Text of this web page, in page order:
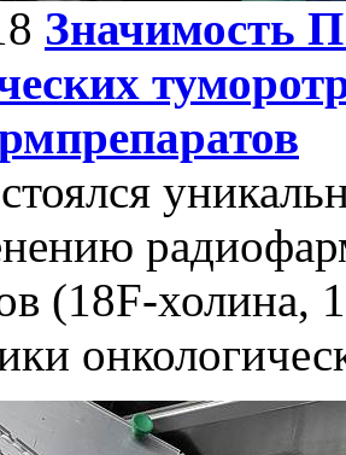
Значимость
(18F-